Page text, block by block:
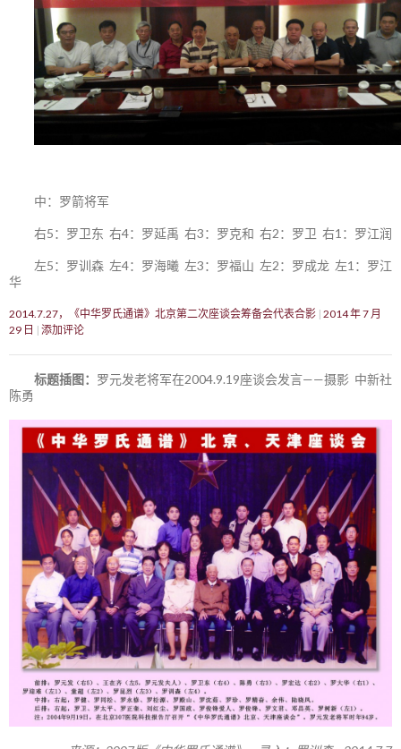
中：罗箭将军
右5：罗卫东 右4：罗延禹 右3：罗克和 右2：罗卫 右1：罗江润
左5：罗训森 左4：罗海曦 左3：罗福山 左2：罗成龙 左1：罗江
华
2014.7.27，《中华罗氏通谱》北京第二次座谈会筹备会代表合影 2014 年 7 月
29 日
添加评论
标题插图： 罗元发老将军在2004.9.19座谈会发言——摄影 中新社
陈勇